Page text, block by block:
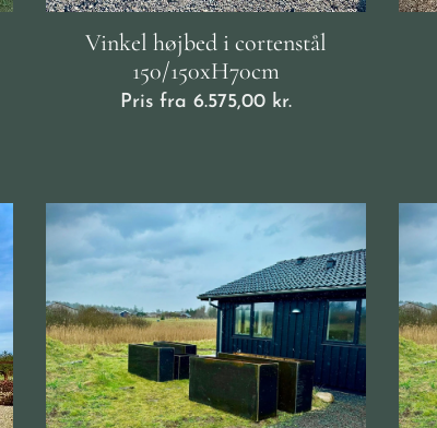
Vinkel højbed i cortenstål
150/150xH70cm
Pris fra 6.575,00kr.